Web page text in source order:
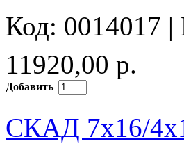
Код: 0014017 |
11920,00 р.
Добавить
СКАД 7x16/